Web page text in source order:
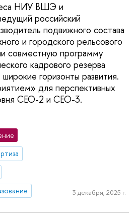
НИУ ВШЭ и
российский
подвижного состава
и городского рельсового
совместную программу
кадрового резерва
горизонты развития.
для перспективных
СЕО-2 и СЕО-3.
3 декабря, 2025 г.